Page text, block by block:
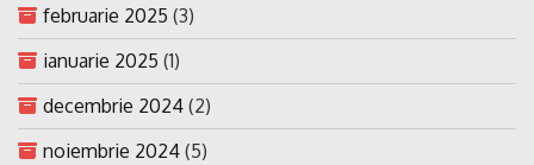
februarie 2025 (3)
ianuarie 2025 (1)
decembrie 2024 (2)
noiembrie 2024 (5)